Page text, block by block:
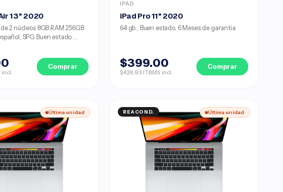
13" 2020
2 núcleos 8GB RAM 256GB
SPG Buen estado ...
incl.
Comprar
IPAD
iPad Pro 11" 2020
64 gb , Buen estado, 6 Meses de garantia
$399.00
$426.93 ITBMS incl.
Comprar
Última unidad REACOND. Última unidad